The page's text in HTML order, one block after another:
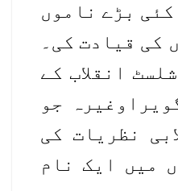
بڑے ناموں
کی قیادت کی۔
انقلاب کے
جو
نظریات کی
میں ایک نام